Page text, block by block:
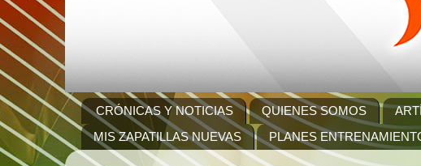
CRÓNICAS Y NOTICIAS QUIENES SOMOS
MIS ZAPATILLAS NUEVAS
PLANES